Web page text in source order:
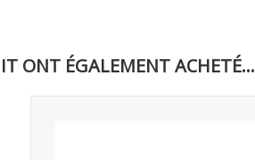
ONT ÉGALEMENT ACHETÉ...